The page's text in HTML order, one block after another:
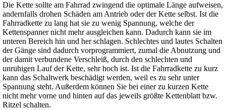
Die Kette sollte am Fahrrad zwingend die optimale Länge aufweisen,
andernfalls drohen Schäden am Antrieb oder der Kette selbst. Ist die
Fahrradkette zu lang hat sie zu wenig Spannung, welche der
Kettenspanner nicht mehr ausgleichen kann. Dadurch kann sie im
unteren Bereich hin und her schlagen. Schlechtes und lautes Schalten
der Gänge sind dadurch vorprogrammiert, zumal die Abnutzung und
der damit verbundene Verschleiß, durch den schlechten und
unruhigen Lauf der Kette, sehr hoch ist. Ist die Fahrradkette zu kurz
kann das Schaltwerk beschädigt werden, weil es zu sehr unter
Spannung steht. Außerdem können Sie bei einer zu kurzen Kette
nicht mehr vorne und hinten auf das jeweils größte Kettenblatt bzw.
Ritzel schalten.